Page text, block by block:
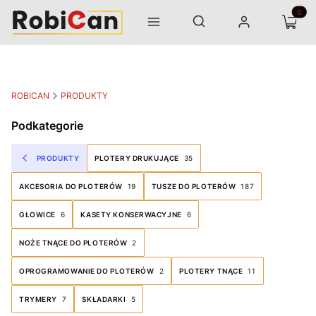
Menu Otwórz wyszukiwarkę
Szukaj Zaloguj się Koszyk
ROBICAN PRODUKTY
Podkategorie
PRODUKTY PLOTERY DRUKUJĄCE 35
AKCESORIA DO PLOTERÓW 19 TUSZE DO PLOTERÓW 187
GŁOWICE 6 KASETY KONSERWACYJNE 6
NOŻE TNĄCE DO PLOTERÓW 2
OPROGRAMOWANIE DO PLOTERÓW 2 PLOTERY TNĄCE 11
TRYMERY 7 SKŁADARKI 5